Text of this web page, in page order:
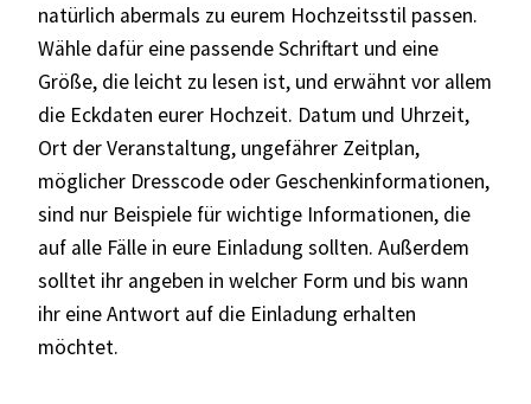
natürlich abermals zu eurem Hochzeitsstil passen.
Wähle dafür eine passende Schriftart und eine
Größe, die leicht zu lesen ist, und erwähnt vor allem
die Eckdaten eurer Hochzeit. Datum und Uhrzeit,
Ort der Veranstaltung, ungefährer Zeitplan,
möglicher Dresscode oder Geschenkinformationen,
sind nur Beispiele für wichtige Informationen, die
auf alle Fälle in eure Einladung sollten. Außerdem
solltet ihr angeben in welcher Form und bis wann
ihr eine Antwort auf die Einladung erhalten
möchtet.